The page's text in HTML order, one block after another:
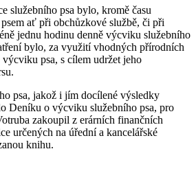
služebního psa bylo, kromě času
ať při obchůzkové službě, či při
jednu hodinu denně výcviku služebního
bylo, za využití vhodných přírodních
psa, s cílem udržet jeho
psa, jakož i jím docílené výsledky
Deníku o výcviku služebního psa, pro
zakoupil z erárních finančních
určených na úřední a kancelářské
knihu.